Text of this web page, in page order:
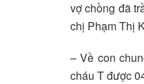
vợ chồng đã
chị Phạm Thị
– Về con
cháu T được